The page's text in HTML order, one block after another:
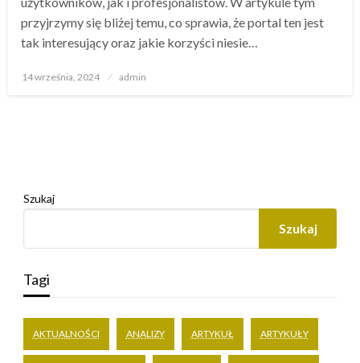
przyjrzymy się bliżej temu, co sprawia, że portal ten jest
tak interesujący oraz jakie korzyści niesie…
Opublikowane
14 września, 2024 admin
Szukaj
Szukaj
Tagi
AKTUALNOŚCI ANALIZY ARTYKUŁ ARTYKUŁY